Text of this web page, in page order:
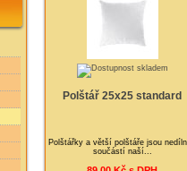
Polštář 25x25 standard
Polštářky a větší polštáře jsou
součástí naší...